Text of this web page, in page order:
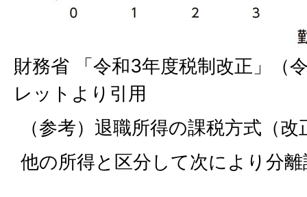
財務省 「令和3年度税制改正」（
レットより引用
（参考）退職所得の課税方式（改
他の所得と区分して次により分